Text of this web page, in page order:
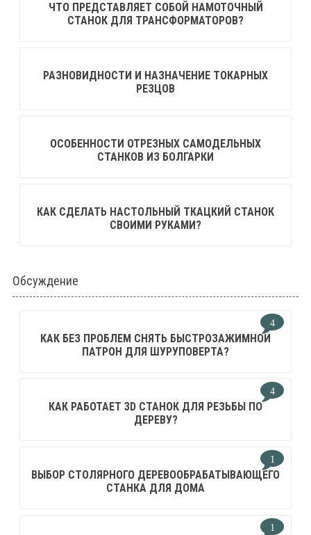
ЧТО ПРЕДСТАВЛЯЕТ СОБОЙ НАМОТОЧНЫЙ
СТАНОК ДЛЯ ТРАНСФОРМАТОРОВ?
РАЗНОВИДНОСТИ И НАЗНАЧЕНИЕ ТОКАРНЫХ
РЕЗЦОВ
ОСОБЕННОСТИ ОТРЕЗНЫХ САМОДЕЛЬНЫХ
СТАНКОВ ИЗ БОЛГАРКИ
КАК СДЕЛАТЬ НАСТОЛЬНЫЙ ТКАЦКИЙ СТАНОК
СВОИМИ РУКАМИ?
Обсуждение
4
КАК БЕЗ ПРОБЛЕМ СНЯТЬ БЫСТРОЗАЖИМНОЙ
ПАТРОН ДЛЯ ШУРУПОВЕРТА?
4
КАК РАБОТАЕТ 3D СТАНОК ДЛЯ РЕЗЬБЫ ПО
ДЕРЕВУ?
1
ВЫБОР СТОЛЯРНОГО ДЕРЕВООБРАБАТЫВАЮЩЕГО
СТАНКА ДЛЯ ДОМА
1